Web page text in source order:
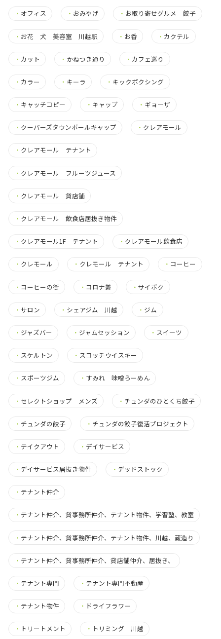
・ オフィス ・ おみやげ ・ お取り寄せグルメ 餃子
・ お花 犬 美容室 川越駅 ・ お香 ・ カクテル
・ カット ・ かねつき通り ・ カフェ巡り
・ カラー ・ キーラ ・ キックボクシング
・ キャッチコピー ・ キャップ ・ ギョーザ
・ クーパーズタウンボールキャップ ・ クレアモール
・ クレアモール テナント
・ クレアモール フルーツジュース
・ クレアモール 貸店舗
・ クレアモール 飲食店居抜き物件
・ クレアモール1F テナント ・ クレアモール飲食店
・ クレモール ・ クレモール テナント ・ コーヒー
・ コーヒーの街 ・ コロナ鬱 ・サイボク
・ サロン ・ シェアジム 川越 ・ ジム
・ ジャズバー ・ ジャムセッション ・ スイーツ
・ スケルトン ・ スコッチウイスキー
・ スポーツジム ・ すみれ 味噌らーめん
・ セレクトショップ メンズ ・ チュンダのひとくち餃子
・ チュンダの餃子 ・ チュンダの餃子復活プロジェクト
・ テイクアウト ・ デイサービス
・ デイサービス居抜き物件 ・ デッドストック
・ テナント仲介
・ テナント仲介、貸事務所仲介、テナント物件、学習塾、教室
・ テナント仲介、貸事務所仲介、テナント物件、川越、蔵造り
・ テナント仲介、貸事務所仲介、貸店舗仲介、居抜き、
・ テナント専門 ・ テナント専門不動産
・ テナント物件 ・ ドライフラワー
・ トリートメント ・ トリミング 川越